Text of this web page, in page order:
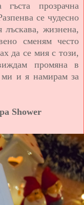
прозрачна
се чудесно
жизнена,
сменям често
да се мия с този,
промяна в
ми и я намирам за
Shower